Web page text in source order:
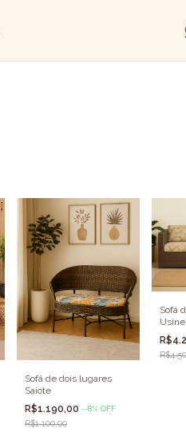
Sofá de dois lugares
Saiote
R$1.190,00 --8% OFF
R$1.100,00
Sofá